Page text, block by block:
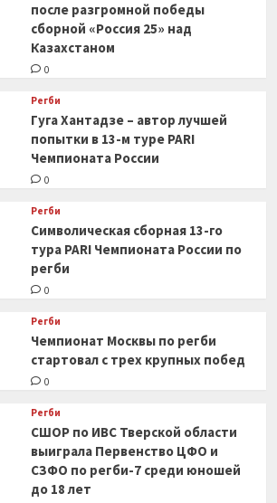
после разгромной победы
сборной «Россия 25» над
Казахстаном
0
Регби
Гуга Хантадзе – автор лучшей
попытки в 13-м туре PARI
Чемпионата России
0
Регби
Символическая сборная 13-го
тура PARI Чемпионата России по
регби
0
Регби
Чемпионат Москвы по регби
стартовал с трех крупных побед
0
Регби
СШОР по ИВС Тверской области
выиграла Первенство ЦФО и
СЗФО по регби-7 среди юношей
до 18 лет